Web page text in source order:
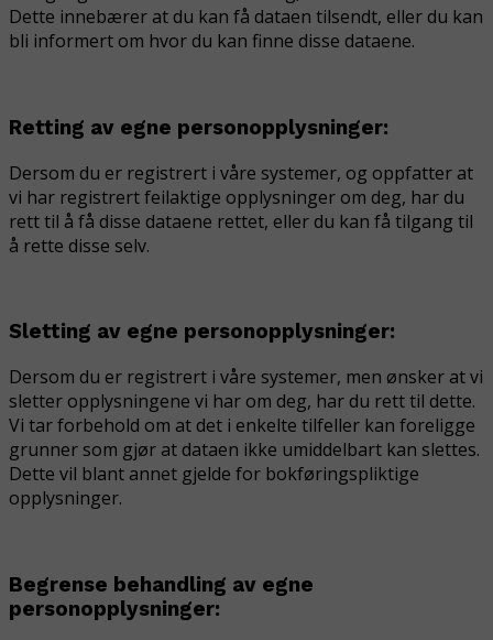
Dette innebærer at du kan få dataen tilsendt, eller du kan
bli informert om hvor du kan finne disse dataene.
Retting av egne personopplysninger:
Dersom du er registrert i våre systemer, og oppfatter at
vi har registrert feilaktige opplysninger om deg, har du
rett til å få disse dataene rettet, eller du kan få tilgang til
å rette disse selv.
Sletting av egne personopplysninger:
Dersom du er registrert i våre systemer, men ønsker at vi
sletter opplysningene vi har om deg, har du rett til dette.
Vi tar forbehold om at det i enkelte tilfeller kan foreligge
grunner som gjør at dataen ikke umiddelbart kan slettes.
Dette vil blant annet gjelde for bokføringspliktige
opplysninger.
Begrense behandling av egne
personopplysninger: